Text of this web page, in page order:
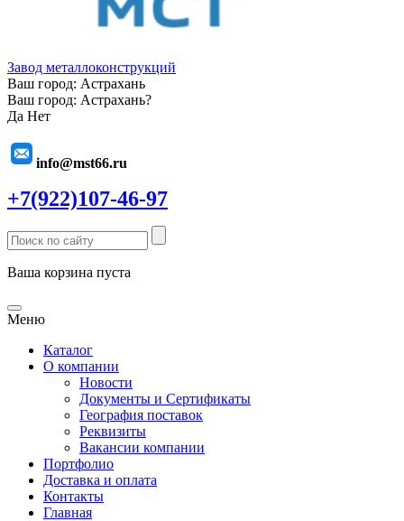
Завод металлоконструкций
Ваш город: Астрахань
Ваш город: Астрахань?
Да Нет
info@mst66.ru
+7(922)107-46-97
Ваша корзина пуста
Меню
Каталог
О компании
Новости
Документы и Сертификаты
География поставок
Реквизиты
Вакансии компании
Портфолио
Доставка и оплата
Контакты
Главная